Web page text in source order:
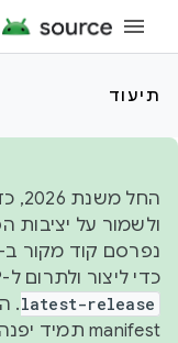
תיעוד
ולשמור על
כדי ליצור ולתרום ל-AOSP, צריך להשתמש ב-
latest-release
.